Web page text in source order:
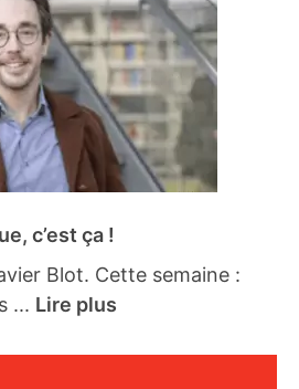
c’est ça !
Blot. Cette semaine :
... Lire plus